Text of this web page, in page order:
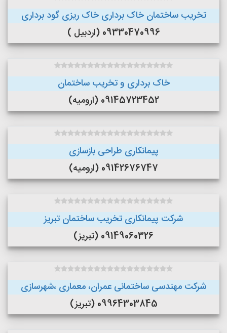
تخریب ساختمان خاک برداری خاک ریزی گود برداری
09330470996 (اردبیل )
خاک برداری و تخریب ساختمان
09145723452 (ارومیه)
پیمانکاری طراحی بازسازی
09142676747 (ارومیه)
شرکت پیمانکاری تخریب ساختمان تبریز
09149060326 (تبریز)
شرکت مهندسی ساختمانی عمران، معماری ،شهرسازی
09964303845 (تبریز)